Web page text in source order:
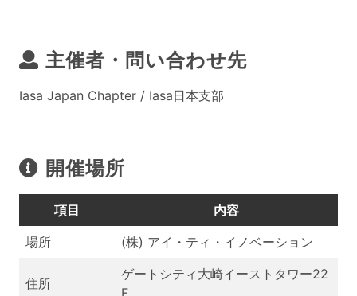
主催者・問い合わせ先
Iasa Japan Chapter / Iasa日本支部
開催場所
項目
内容
場所
(株) アイ・ティ・イノベーション
住所
ゲートシティ大崎イーストタワー22
F